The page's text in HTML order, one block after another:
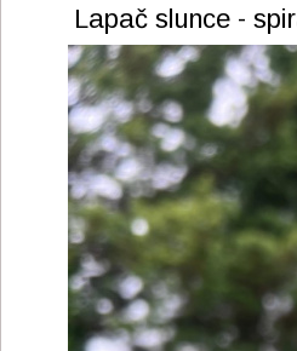
Lapač slunce -